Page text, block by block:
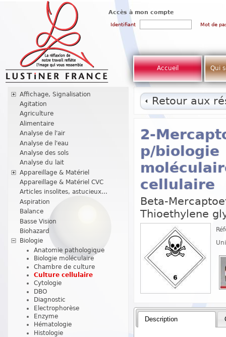
Accès à mon compte
Identifiant Mot de
Accueil Qui
Affichage, Signalisation
Agitation
Agriculture
Alimentaire
Analyse de l'air
Analyse de l'eau
Analyse des sols
Analyse du lait
Appareillage & Matériel
Appareillage & Matériel CVC
Articles insolites, astucieux...
Aspiration
Balance
Basse Vision
Biohazard
Biologie
Anatomie pathologique
Biologie moléculaire
Chambre de culture
Culture cellulaire
Cytologie
DBO
Diagnostic
Electrophorèse
Enzyme
Hématologie
Histologie
Retour aux
2-
p/biologie
cellulaire
Beta-
Thioethylene
Description